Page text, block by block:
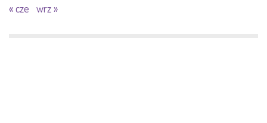
« cze wrz »